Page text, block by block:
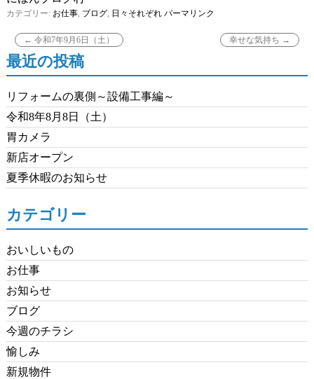
カテゴリー: お仕事, ブログ, 日々それぞれ パーマリンク
← 令和7年9月6日（土） 幸せな気持ち →
最近の投稿
リフォームの裏側～設備工事編～
令和8年8月8日（土）
胃カメラ
新店オープン
夏季休暇のお知らせ
カテゴリー
おいしいもの
お仕事
お知らせ
ブログ
今週のチラシ
愉しみ
新規物件